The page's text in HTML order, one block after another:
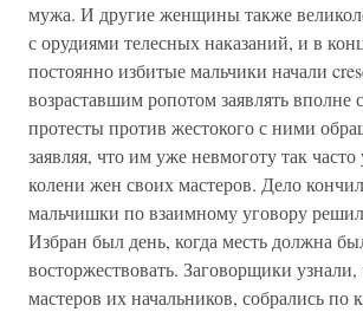
мужа. И другие женщины также
с орудиями телесных наказаний, и в
постоянно избитые мальчики начали
возраставшим ропотом заявлять вполне
протесты против жестокого с ними
заявляя, что им уже невмоготу так часто
колени жен своих мастеров. Дело
мальчишки по взаимному уговору
Избран был день, когда месть должна
восторжествовать. Заговорщики узнали,
мастеров их начальников, собрались по